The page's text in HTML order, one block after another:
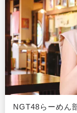
NGT48らーめん